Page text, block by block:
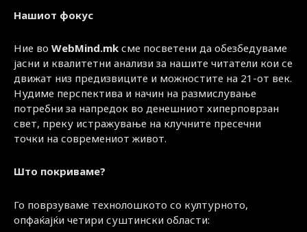
Нашиот фокус
Ние во WebMind.mk сме посветени да обезбедуваме
јасни и квалитетни анализи за нашите читатели кои се
движат низ предизвиците и можностите на 21-от век.
Нудиме перспектива и начин на размислување
потребни за напредок во денешниот хиперповрзан
свет, преку истражување на клучните пресечни
точки на современиот живот.
Што покриваме?
Го поврзуваме технолошкото со културното,
опфаќајќи четири суштински области: